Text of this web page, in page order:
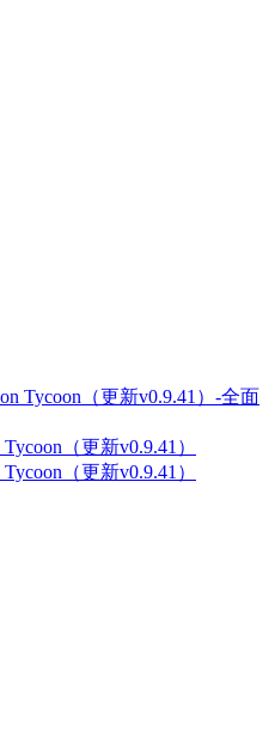
（更新v0.9.41）
（更新v0.9.41）